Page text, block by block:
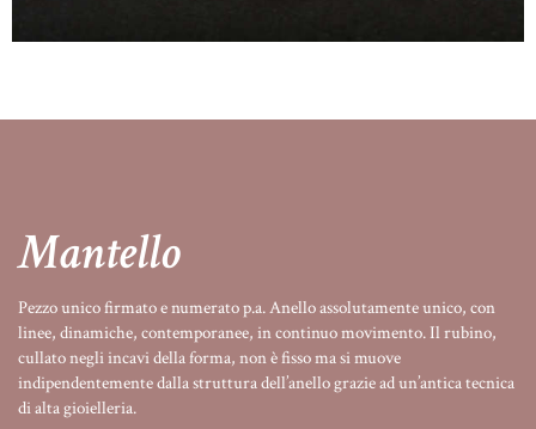
Mantello
Pezzo unico firmato e numerato p.a. Anello assolutamente unico, con
linee, dinamiche, contemporanee, in continuo movimento. Il rubino,
cullato negli incavi della forma, non è fisso ma si muove
indipendentemente dalla struttura dell’anello grazie ad un’antica tecnica
di alta gioielleria.